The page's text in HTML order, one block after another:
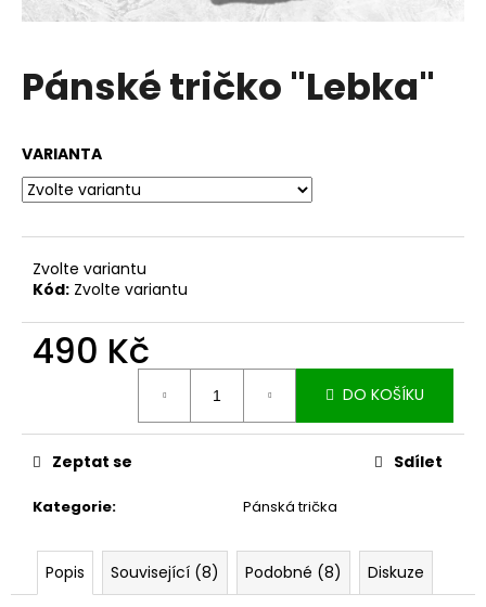
Pánské tričko "Lebka"
VARIANTA
Zvolte variantu
Kód: Zvolte variantu
490 Kč
DO KOŠÍKU
Kategorie: Pánská trička
Zeptat se Sdílet
Popis Související (8) Podobné (8) Diskuze
a
í
t
?
D
r
u
u